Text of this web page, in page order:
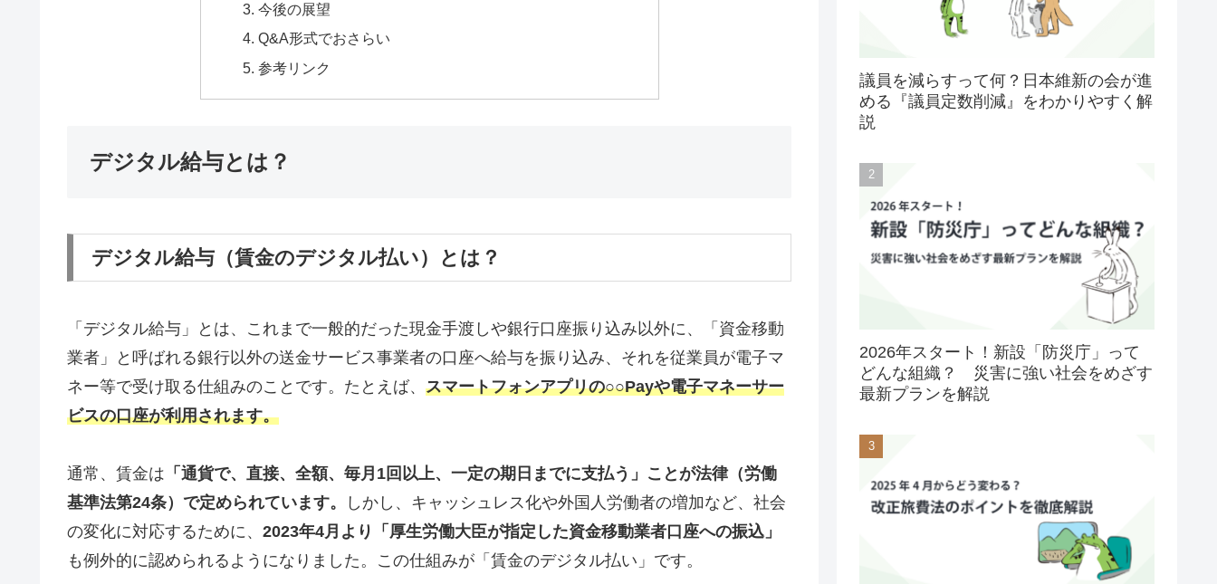
今後の展望
Q&A形式でおさらい
参考リンク
デジタル給与とは？
デジタル給与（賃金のデジタル払い）とは？
「デジタル給与」とは、これまで一般的だった現金手渡しや銀行口座振り込み以外に、「資金移動
業者」と呼ばれる銀行以外の送金サービス事業者の口座へ給与を振り込み、それを従業員が電子マ
ネー等で受け取る仕組みのことです。たとえば、 スマートフォンアプリの○○Payや電子マネーサー
ビスの口座が利用されます。
通常、賃金は 「通貨で、直接、全額、毎月1回以上、一定の期日までに支払う」ことが法律（労働
基準法第24条）で定められています。
しかし、キャッシュレス化や外国人労働者の増加など、社会
の変化に対応するために、 2023年4月より「厚生労働大臣が指定した資金移動業者口座への振込」
も例外的に認められるようになりました。この仕組みが「賃金のデジタル払い」です。
議員を減らすって何？日本維新の会が進
める『議員定数削減』をわかりやすく解
説
2026年スタート！新設「防災庁」って
どんな組織？ 災害に強い社会をめざす
最新プランを解説